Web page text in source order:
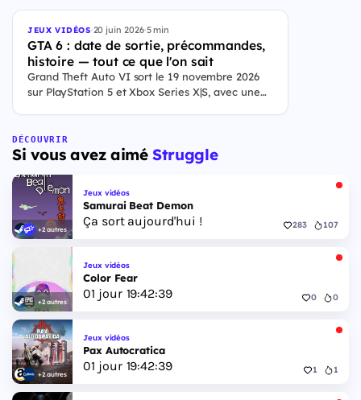
JEUX VIDÉOS·20 juin 2026·5 min
GTA 6 : date de sortie, précommandes,
histoire — tout ce que l'on sait
Grand Theft Auto VI sort le 19 novembre 2026
sur PlayStation 5 et Xbox Series X|S, avec une
Floride, et sa ville Vice City. Il met en scène
pour la première fois un duo de protagonistes
jouables, Jason et Lucia, cette dernière étant la
première héroïne jouable d'un GTA principal.
DÉCOUVRIR
Si vous avez aiméStruggle
+2 autres
Jeux vidéos
Samurai Beat Demon
Ça sort aujourd'hui ! 283 107
+2 autres
Jeux vidéos
Color Fear
01 jour 19:42:38 0 0
+2 autres
Jeux vidéos
Pax Autocratica
01 jour 19:42:38 1 1